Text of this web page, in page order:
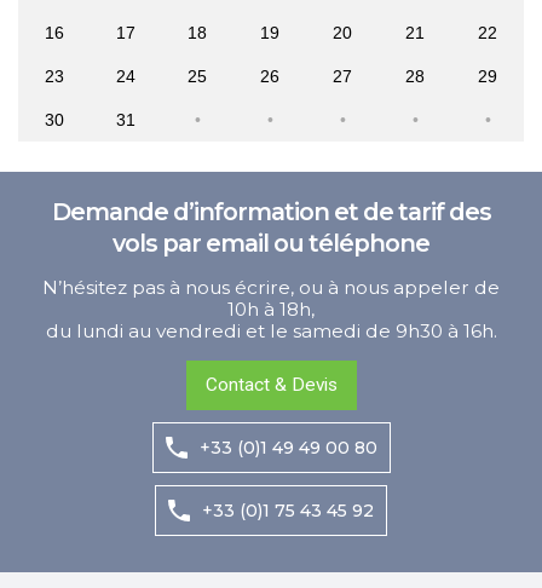
16 17 18 19 20 21 22
23 24 25 26 27 28 29
30 31
Demande d’information et de tarif des
vols par email ou téléphone
N’hésitez pas à nous écrire, ou à nous appeler de
10h à 18h,
du lundi au vendredi et le samedi de 9h30 à 16h.
Contact & Devis
+33 (0)1 49 49 00 80
+33 (0)1 75 43 45 92